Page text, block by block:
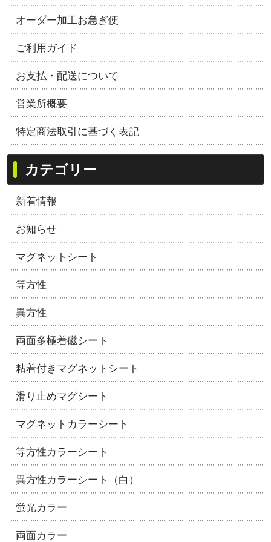
オーダー加工お急ぎ便
ご利用ガイド
お支払・配送について
営業所概要
特定商法取引に基づく表記
カテゴリー
新着情報
お知らせ
マグネットシート
等方性
異方性
両面多極着磁シート
粘着付きマグネットシート
滑り止めマグシート
マグネットカラーシート
等方性カラーシート
異方性カラーシート（白）
蛍光カラー
両面カラー